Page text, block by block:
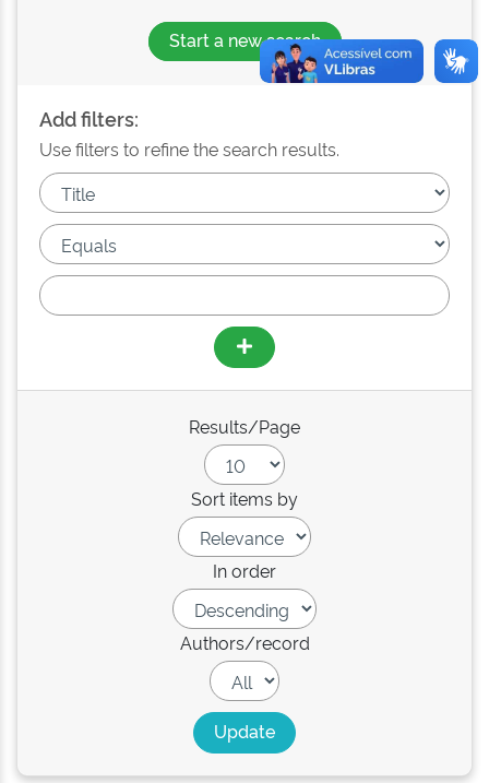
Start a new search
Add filters:
Use filters to refine the search results.
Results/Page
Sort items by
In order
Authors/record